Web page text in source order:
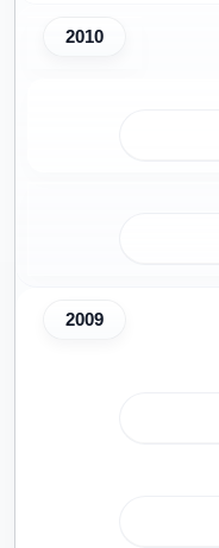
2010
2009